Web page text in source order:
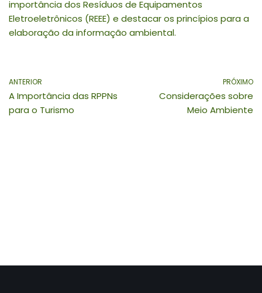
importância dos Resíduos de Equipamentos
Eletroeletrônicos (REEE) e destacar os princípios para a
elaboração da informação ambiental.
ANTERIOR
A Importância das RPPNs
para o Turismo
PRÓXIMO
Considerações sobre
Meio Ambiente